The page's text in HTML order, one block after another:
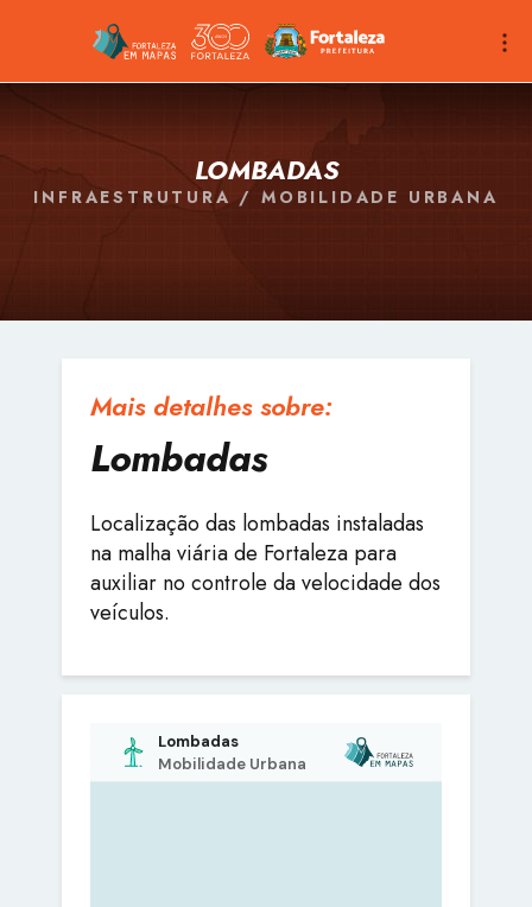
LOMBADAS
INFRAESTRUTURA / MOBILIDADE URBANA
Mais detalhes sobre:
Lombadas
Localização das lombadas instaladas
na malha viária de Fortaleza para
auxiliar no controle da velocidade dos
veículos.